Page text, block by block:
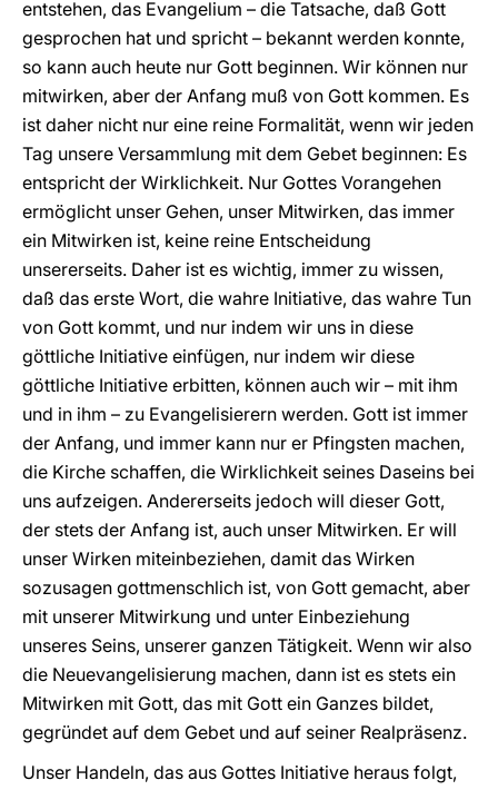
entstehen, das Evangelium – die Tatsache, daß Gott
gesprochen hat und spricht – bekannt werden konnte,
so kann auch heute nur Gott beginnen. Wir können nur
mitwirken, aber der Anfang muß von Gott kommen. Es
ist daher nicht nur eine reine Formalität, wenn wir jeden
Tag unsere Versammlung mit dem Gebet beginnen: Es
entspricht der Wirklichkeit. Nur Gottes Vorangehen
ermöglicht unser Gehen, unser Mitwirken, das immer
ein Mitwirken ist, keine reine Entscheidung
unsererseits. Daher ist es wichtig, immer zu wissen,
daß das erste Wort, die wahre Initiative, das wahre Tun
von Gott kommt, und nur indem wir uns in diese
göttliche Initiative einfügen, nur indem wir diese
göttliche Initiative erbitten, können auch wir – mit ihm
und in ihm – zu Evangelisierern werden. Gott ist immer
der Anfang, und immer kann nur er Pfingsten machen,
die Kirche schaffen, die Wirklichkeit seines Daseins bei
uns aufzeigen. Andererseits jedoch will dieser Gott,
der stets der Anfang ist, auch unser Mitwirken. Er will
unser Wirken miteinbeziehen, damit das Wirken
sozusagen gottmenschlich ist, von Gott gemacht, aber
mit unserer Mitwirkung und unter Einbeziehung
unseres Seins, unserer ganzen Tätigkeit. Wenn wir also
die Neuevangelisierung machen, dann ist es stets ein
Mitwirken mit Gott, das mit Gott ein Ganzes bildet,
gegründet auf dem Gebet und auf seiner Realpräsenz.
Unser Handeln, das aus Gottes Initiative heraus folgt,